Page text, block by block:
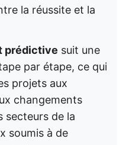
la réussite et la
prédictive suit une
par étape, ce qui
projets aux
changements
secteurs de la
soumis à de